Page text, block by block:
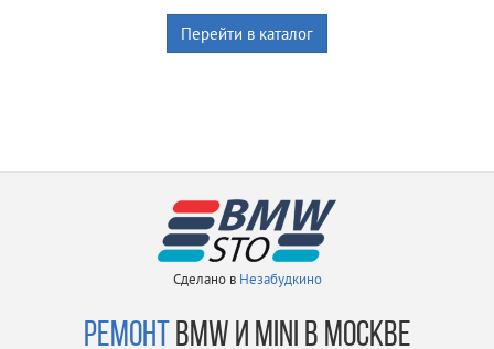
Перейти в каталог
Сделано в Незабудкино
РЕМОНТBMW И MINI В МОСКВЕ